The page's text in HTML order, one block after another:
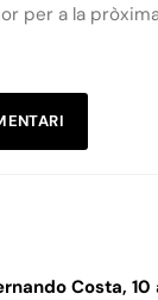
per a la
Costa,